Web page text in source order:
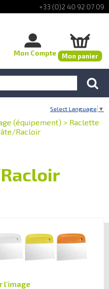
+33 (0)2 40 92 07 09
Mon Compte Mon panier
Select Language ▼
(équipement) > Raclette
Racloir
l'image